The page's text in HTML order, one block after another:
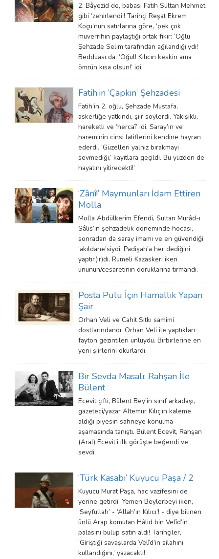
2. Bâyezid de, babası Fatih Sultan Mehmet
gibi ‘zehirlendi’! Tarihçi Reşat Ekrem
Koçu’nun satırlarına göre, ‘pek çok
müverrihin paylaştığı ortak fikir: ‘Oğlu
Şehzade Selim tarafından ağılandığı’ydı!
Bedduası da: ‘Oğul! Kılıcın keskin ama
ömrün kısa olsun!’ idi.’
Fatih’in ‘Çapkın’ Şehzadesi
Fatih’in 2. oğlu, Şehzade Mustafa,
askerliğe yatkındı, şiir söylerdi. Yakışıklı,
hareketli ve ‘hercaî’ idi. Saray’ın ve
hareminin cinsi latiflerini kendine hayran
ederdi. ‘Güzelleri yalnız bırakmayı
sevmediği,’ kayıtlara geçildi. Bu yüzden de
hayatını yitirecekti!’
‘Zânî!’ Maymunları İdam Ettiren
Molla
Molla Abdülkerim Efendi, Sultan Murâd-ı
Sâlis’in şehzadelik döneminde hocası,
sonradan da saray imamı ve en güvendiği
‘akıldane’siydi. Padişah’a her dediğini
yaptır(ır)dı. Rumeli Kazaskeri iken
ününün/cesaretinin doruklarına tırmandı.
Posta Pulu İçin Hamallık Yapan
Şair
Orhan Veli ve Cahit Sıtkı samimi
dostlarındandı. Orhan Veli ile yaptıkları
fayton gezintileri ünlüydü. Birbirlerine en
yeni şiirlerini okurlardı.
Bir Sevda Masalı: Rahşan İle
Bülent
Ecevit çifti, Bülent Bey’in sınıf arkadaşı,
gazeteci/yazar Altemur Kılıç’ın kaleme
aldığı piyesin sahneye konulma
aşamasında tanıştı. Bülent Ecevit, Rahşan
(Aral) Ecevit’i ilk görüşte beğendi ve
sevdi.
‘Türk Kasabı’ Kuyucu Paşa / 2
Kuyucu Murat Paşa, hac vazifesini de
yerine getirdi. Yemen Beylerbeyi iken,
‘Seyfullah’ - ‘Allah’ın Kılıcı’! - diye bilinen
ünlü Arap komutan Hâlid bin Velîd’in
palasını bulup satın aldı! Tarihçiler,
‘Giriştiği savaşlarda Velîd’in silahını
kullandığını,’ yazacaktı!